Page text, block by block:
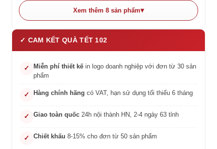
Xem thêm 8 sản phẩm
✓ CAM KẾT QUÀ TẾT 102
✓ Miễn phí thiết kế in logo doanh nghiệp với đơn từ 30 sản
phẩm
✓ Hàng chính hãng có VAT, hạn sử dụng tối thiểu 6 tháng
✓ Giao toàn quốc 24h nội thành HN, 2-4 ngày 63 tỉnh
✓ Chiết khấu 8-15% cho đơn từ 50 sản phẩm